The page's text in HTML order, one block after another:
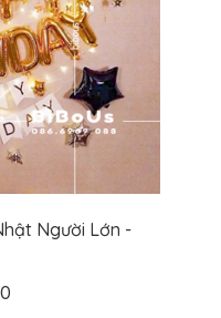
Người Lớn -